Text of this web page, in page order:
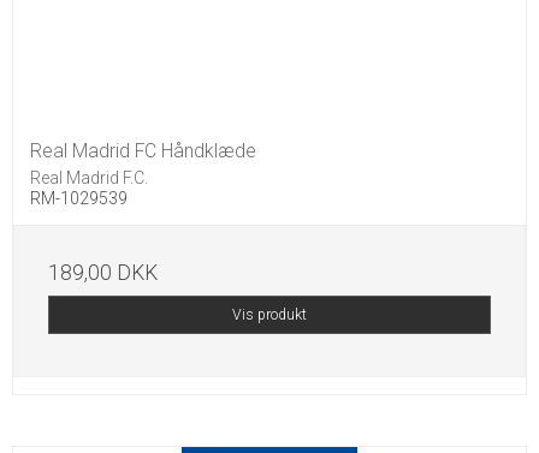
Real Madrid FC Håndklæde
Real Madrid F.C.
RM-1029539
189,00 DKK
Vis produkt